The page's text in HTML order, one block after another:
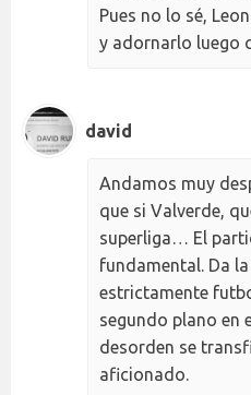
Pues no lo sé,
y adornarlo luego
david
Andamos muy
que si Valverde,
superliga… El
fundamental. Da
estrictamente
segundo plano en
desorden se
aficionado.